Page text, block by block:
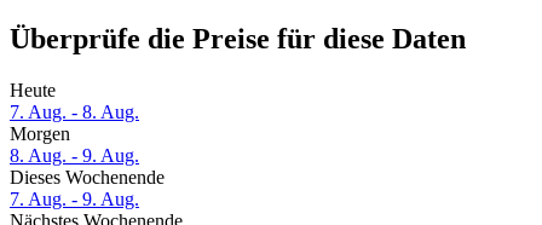
Überprüfe die Preise für diese Daten
Heute
7. Aug. - 8. Aug.
Morgen
8. Aug. - 9. Aug.
Dieses Wochenende
7. Aug. - 9. Aug.